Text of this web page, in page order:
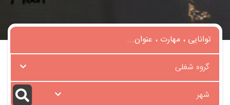
گروه شغلی
شهر